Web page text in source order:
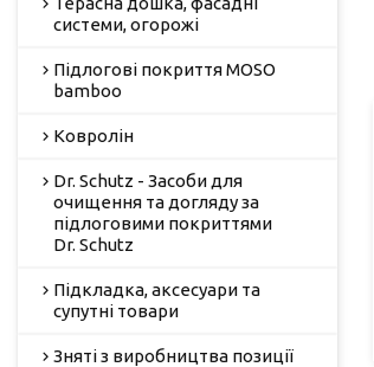
системи, огорожі
Підлогові покриття MOSO
bamboo
Ковролін
Dr. Schutz - Засоби для
очищення та догляду за
підлоговими покриттями
Dr. Schutz
Підкладка, аксесуари та
супутні товари
Зняті з виробництва позиції